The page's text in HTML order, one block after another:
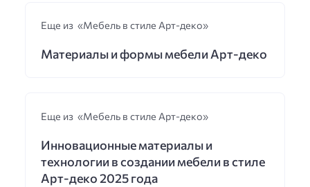
Еще из «Мебель в стиле Арт-деко»
Материалы и формы мебели Арт-деко
Еще из «Мебель в стиле Арт-деко»
Инновационные материалы и
технологии в создании мебели в стиле
Арт-деко 2025 года